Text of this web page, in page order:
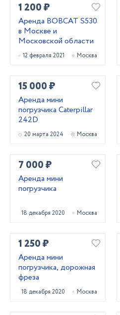
1 200 ₽
Аренда BOBCAT S530
в Москве и
Московской области
12 февраля 2021 Москва
15 000 ₽
Аренда мини
погрузчика Caterpillar
242D
20 марта 2024 Москва
7 000 ₽
Аренда мини
погрузчика
18 декабря 2020 Москва
1 250 ₽
Аренда мини
погрузчика, дорожная
фреза
18 декабря 2020 Москва